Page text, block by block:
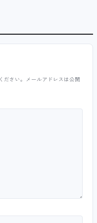
ださい。メールアドレスは公開